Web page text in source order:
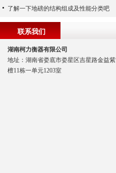
了解一下地磅的结构组成及性能分类吧
联系我们
湖南柯力衡器有限公司
地址：湖南省娄底市娄星区吉星路金益紫
檀11栋一单元1203室